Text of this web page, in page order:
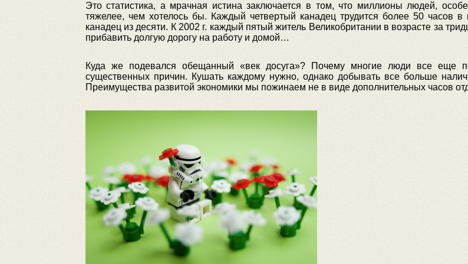
Это статистика, а мрачная истина заключается в том, что миллионы людей,
тяжелее, чем хотелось бы. Каждый четвертый канадец трудится более 50 часов
канадец из десяти. К 2002 г. каждый пятый житель Великобритании в возрасте за
прибавить долгую дорогу на работу и домой…
Куда же подевался обещанный «век досуга»? Почему многие люди все еще
существенных причин. Кушать каждому нужно, однако добывать все больше
Преимущества развитой экономики мы пожинаем не в виде дополнительных часов